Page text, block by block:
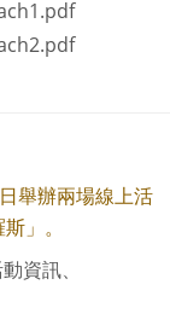
舉辦兩場線上活
」。
資訊、